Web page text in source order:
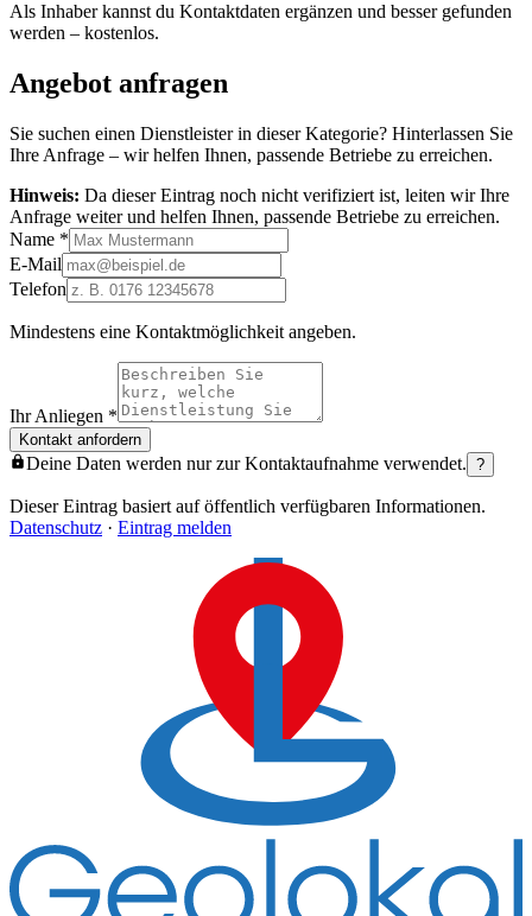
Als Inhaber kannst du Kontaktdaten ergänzen und besser gefunden
werden – kostenlos.
Angebot anfragen
Sie suchen einen Dienstleister in dieser Kategorie? Hinterlassen Sie
Ihre Anfrage – wir helfen Ihnen, passende Betriebe zu erreichen.
Hinweis: Da dieser Eintrag noch nicht verifiziert ist, leiten wir Ihre
Anfrage weiter und helfen Ihnen, passende Betriebe zu erreichen.
Name *
E-Mail
Telefon
Mindestens eine Kontaktmöglichkeit angeben.
Ihr Anliegen *
Kontakt anfordern
Deine Daten werden nur zur Kontaktaufnahme verwendet. ?
Dieser Eintrag basiert auf öffentlich verfügbaren Informationen.
Datenschutz · Eintrag melden